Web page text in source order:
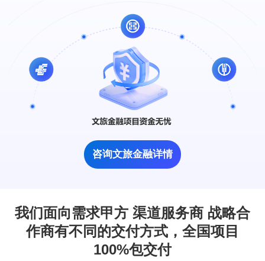
咨询文旅金融详情
我们面向需求甲方 渠道服务商 战略合
作商有不同的交付方式，全国项目
100%包交付